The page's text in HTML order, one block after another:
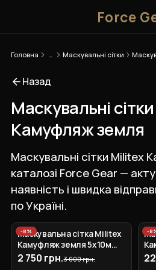
Force
Головна Маскувальні сітки
Назад
Маскувальні
Камуфляж земля
Маскувальні сітки Militex
каталозі Force Gear —
наявність і швидка
по Україні.
-8%
Маскувальна сітка Militex
Камуфляж земля 5х10м
(площа 50 кв.м.)
2 750 грн.3 000 грн.
-8